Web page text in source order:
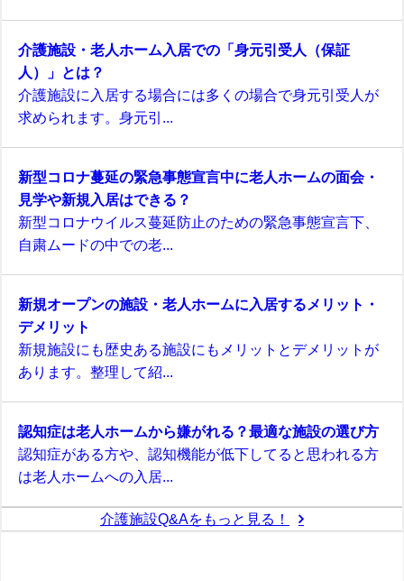
介護施設・老人ホーム入居での「身元引受人（保証
人）」とは？
介護施設に入居する場合には多くの場合で身元引受人が
求められます。身元引...
新型コロナ蔓延の緊急事態宣言中に老人ホームの面会・
見学や新規入居はできる？
新型コロナウイルス蔓延防止のための緊急事態宣言下、
自粛ムードの中での老...
新規オープンの施設・老人ホームに入居するメリット・
デメリット
新規施設にも歴史ある施設にもメリットとデメリットが
あります。整理して紹...
認知症は老人ホームから嫌がれる？最適な施設の選び方
認知症がある方や、認知機能が低下してると思われる方
は老人ホームへの入居...
介護施設Q&Aをもっと見る！